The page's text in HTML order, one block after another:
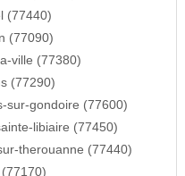
(77440)
(77090)
ville (77380)
(77290)
sur-gondoire (77600)
libiaire (77450)
therouanne (77440)